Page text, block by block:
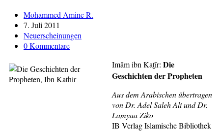
Beitrags-
Autor:
Mohammed Amine R.
Beitrag
veröffentlicht:
7. Juli 2011
Beitrags-
Kategorie:
Neuerscheinungen
Beitrags-
0 Kommentare
Imām ibn Kaṯīr: Die
Geschichten der Propheten
Aus dem Arabischen übertragen
von Dr. Adel Saleh Ali und Dr.
Lamyaa Ziko
IB Verlag Islamische Bibliothek